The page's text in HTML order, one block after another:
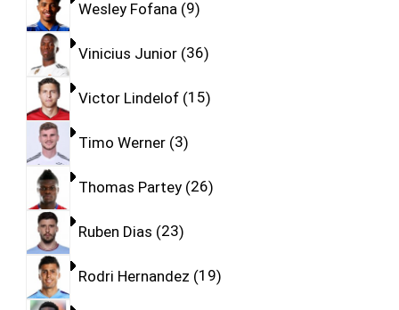
Wesley Fofana 9
Vinicius Junior 36
Victor Lindelof 15
Timo Werner 3
Thomas Partey 26
Ruben Dias 23
Rodri Hernandez 19